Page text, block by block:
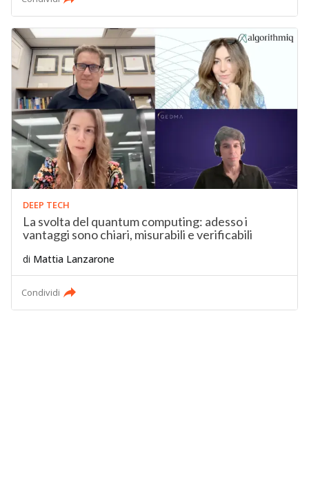
DEEP TECH
La svolta del quantum computing: adesso i
vantaggi sono chiari, misurabili e verificabili
di Mattia Lanzarone
Condividi